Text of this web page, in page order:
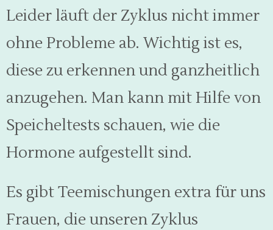
Leider läuft der Zyklus nicht immer
ohne Probleme ab. Wichtig ist es,
diese zu erkennen und ganzheitlich
anzugehen. Man kann mit Hilfe von
Speicheltests schauen, wie die
Hormone aufgestellt sind.
Es gibt Teemischungen extra für uns
Frauen, die unseren Zyklus